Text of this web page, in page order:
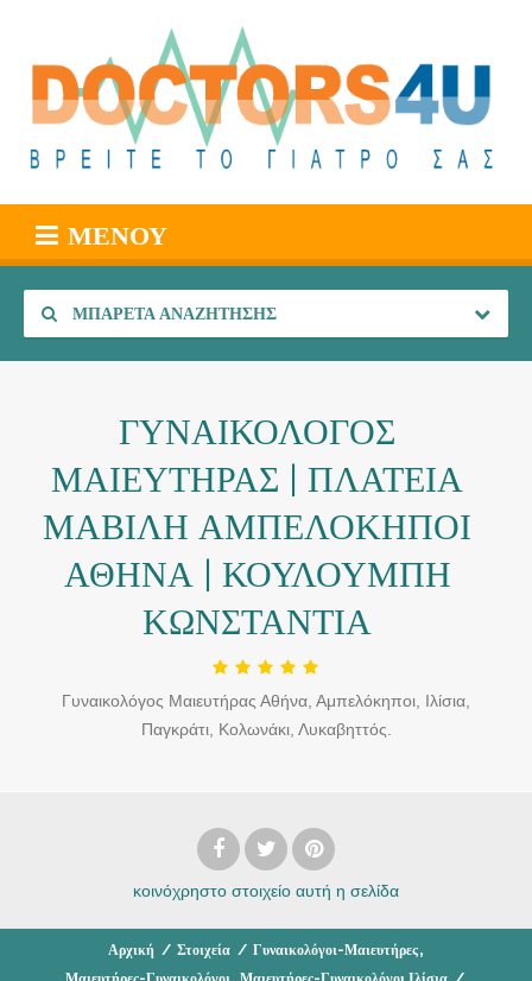
ΜΕΝΟΎ
ΜΠΑΡΈΤΑ ΑΝΑΖΉΤΗΣΗΣ
ΓΥΝΑΙΚΟΛΟΓΟΣ
ΜΑΙΕΥΤΗΡΑΣ | ΠΛΑΤΕΙΑ
ΜΑΒΙΛΗ ΑΜΠΕΛΟΚΗΠΟΙ
ΑΘΗΝΑ | ΚΟΥΛΟΥΜΠΗ
ΚΩΝΣΤΑΝΤΙΑ
Γυναικολόγος Μαιευτήρας Αθήνα, Αμπελόκηποι, Ιλίσια,
Παγκράτι, Κολωνάκι, Λυκαβηττός.
κοινόχρηστο στοιχείο αυτή η σελίδα
Αρχική / Στοιχεία / Γυναικολόγοι-Μαιευτήρες,
,